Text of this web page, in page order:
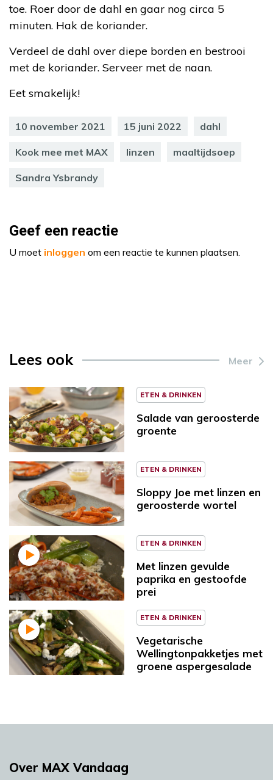
toe. Roer door de dahl en gaar nog circa 5
minuten. Hak de koriander.
Verdeel de dahl over diepe borden en bestrooi
met de koriander. Serveer met de naan.
Eet smakelijk!
10 november 2021 15 juni 2022 dahl
Kook mee met MAX linzen maaltijdsoep
Sandra Ysbrandy
Geef een reactie
U moet inloggen om een reactie te kunnen plaatsen.
Lees ook Meer
ETEN & DRINKEN
Salade van geroosterde
groente
ETEN & DRINKEN
Sloppy Joe met linzen en
geroosterde wortel
ETEN & DRINKEN
Met linzen gevulde
paprika en gestoofde
prei
ETEN & DRINKEN
Vegetarische
Wellingtonpakketjes met
groene aspergesalade
Over MAX Vandaag